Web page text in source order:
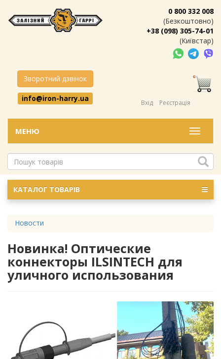
0 800 332 008
(Безкоштовно)
+38 (098) 305-74-01
(Київстар)
Зворотний дзвінок
info@iron-harry.ua
Вхід Реєстрація
Меню
МЕНЮ
КАТАЛОГ ТОВАРІВ
Новости
Новинка! Оптические
коннекторы ILSINTECH для
уличного использования